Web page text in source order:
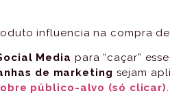
influencia na compra
Media para “caçar”
de marketing sejam
público-alvo (só clicar).